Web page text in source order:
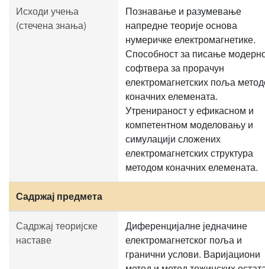
Исходи учења
(стечена знања)
Познавање и разумевање
напредне теорије основа
нумеричке електромагнетике.
Способност за писање
софтвера за прорачун
електромагнетских поља
коначних елемената.
Утренираност у ефикасном и
компетентном моделовању и
симулацији сложених
електромагнетских структура
методом коначних елемената.
Садржај предмета
Садржај теоријске
наставе
Диференцијалне једначине
електромагнетског поља и
гранични услови. Варијациони